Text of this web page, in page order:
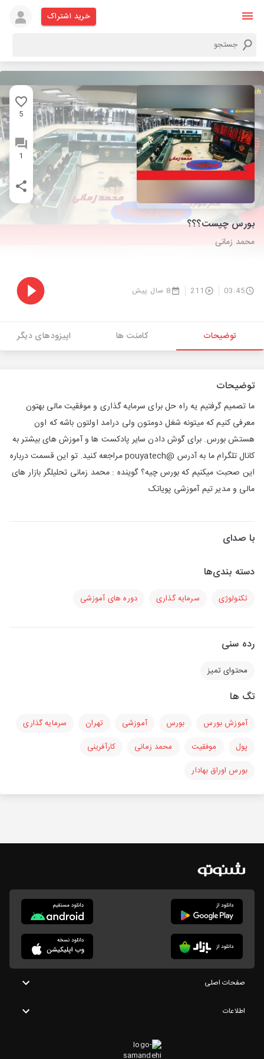
خرید اشتراک
5
1
بورس چیست؟؟؟
محمد زمانی
03:45
211 8 سال پیش
توضیحات کامنت ها اپیزودهای دیگر
توضیحات
ما تصمیم گرفتیم یه راه حل برای سرمایه گذاری و موفقیت مالی بهتون
معرفی کنیم که میتونه شغل دومتون ولی درامد اولتون باشه که اون
هستش بورس. برای گوش دادن سایر پادکست ها و آموزش های بیشتر به
کانال تلگرام ما به آدرس @pouyatech مراجعه کنید. تو این قسمت درباره
این صحبت میکنیم که بورس چیه؟ گوینده : محمد زمانی تحلیلگر بازار های
مالی و مدیر تیم آموزشی پویاتک
با صدای
دسته بندی‌ها
تکنولوژی سرمایه گذاری دوره های آموزشی
رده سنی
محتوای تمیز
تگ ها
آموزش بورس بورس آموزشی تهران
سرمایه گذاری
پول
موفقیت محمد زمانی
کارآفرینی
بورس اوراق بهادار
صفحات اصلی
اطلاعات